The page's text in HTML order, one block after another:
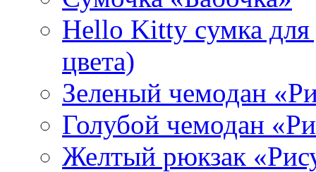
Hello Kitty cумка для
цвета)
Зеленый чемодан
Голубой чемодан
Желтый рюкзак